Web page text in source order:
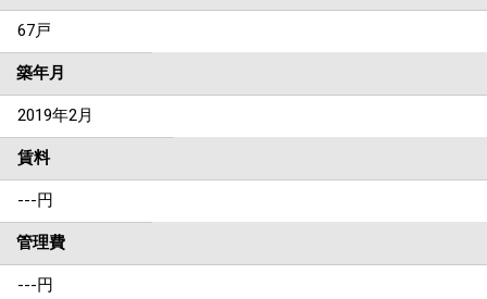
67戸
築年月
2019年2月
賃料
---円
管理費
---円